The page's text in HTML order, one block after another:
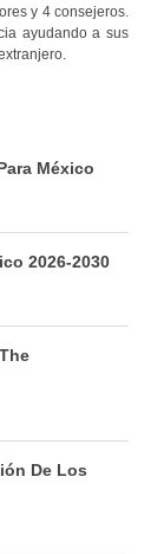
y 4 consejeros.
ayudando a sus
México
2026-2030
De Los